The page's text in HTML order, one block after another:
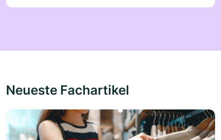
Neueste Fachartikel